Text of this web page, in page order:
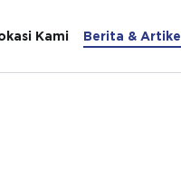
Kami Berita & Artikel